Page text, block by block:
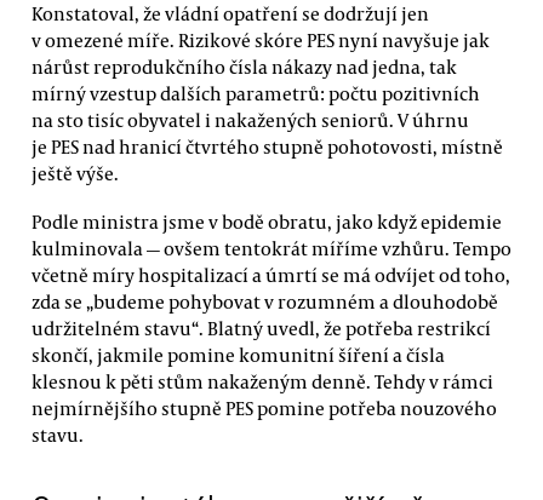
Konstatoval, že vládní opatření se dodržují jen
v omezené míře. Rizikové skóre PES nyní navyšuje jak
nárůst reprodukčního čísla nákazy nad jedna, tak
mírný vzestup dalších parametrů: počtu pozitivních
na sto tisíc obyvatel i nakažených seniorů. V úhrnu
je PES nad hranicí čtvrtého stupně pohotovosti, místně
ještě výše.
Podle ministra jsme v bodě obratu, jako když epidemie
kulminovala — ovšem tentokrát míříme vzhůru. Tempo
včetně míry hospitalizací a úmrtí se má odvíjet od toho,
zda se „budeme pohybovat v rozumném a dlouhodobě
udržitelném stavu“. Blatný uvedl, že potřeba restrikcí
skončí, jakmile pomine komunitní šíření a čísla
klesnou k pěti stům nakaženým denně. Tehdy v rámci
nejmírnějšího stupně PES pomine potřeba nouzového
stavu.